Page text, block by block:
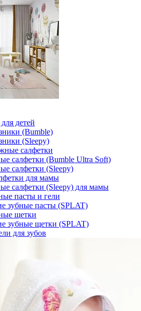
детей
(Bumble)
(Sleepy)
салфетки
салфетки (Bumble Ultra Soft)
салфетки (Sleepy)
для мамы
салфетки (Sleepy) для мамы
пасты и гели
зубные пасты (SPLAT)
щетки
зубные щетки (SPLAT)
для зубов